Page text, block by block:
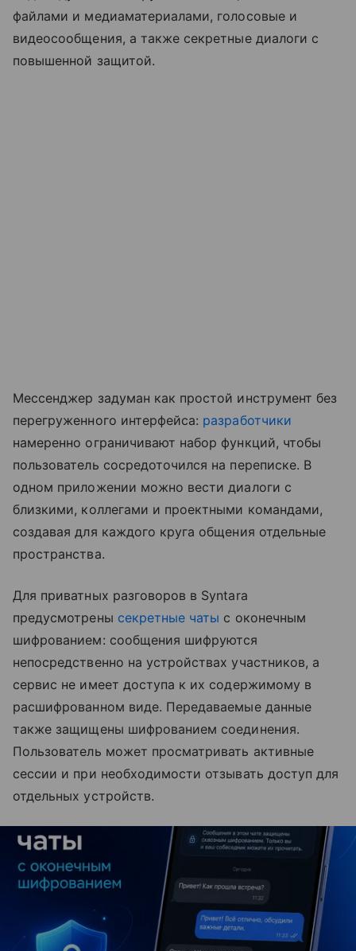
файлами и медиаматериалами, голосовые и
видеосообщения, а также секретные диалоги с
повышенной защитой.
Мессенджер задуман как простой инструмент без
перегруженного интерфейса: разработчики
намеренно ограничивают набор функций, чтобы
пользователь сосредоточился на переписке. В
одном приложении можно вести диалоги с
близкими, коллегами и проектными командами,
создавая для каждого круга общения отдельные
пространства.
Для приватных разговоров в Syntara
предусмотрены секретные чаты с оконечным
шифрованием: сообщения шифруются
непосредственно на устройствах участников, а
сервис не имеет доступа к их содержимому в
расшифрованном виде. Передаваемые данные
также защищены шифрованием соединения.
Пользователь может просматривать активные
сессии и при необходимости отзывать доступ для
отдельных устройств.